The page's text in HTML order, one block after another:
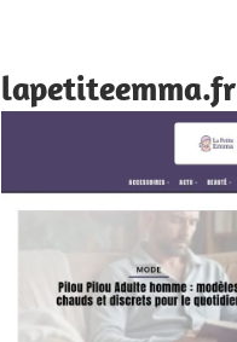
lapetiteemma.fr